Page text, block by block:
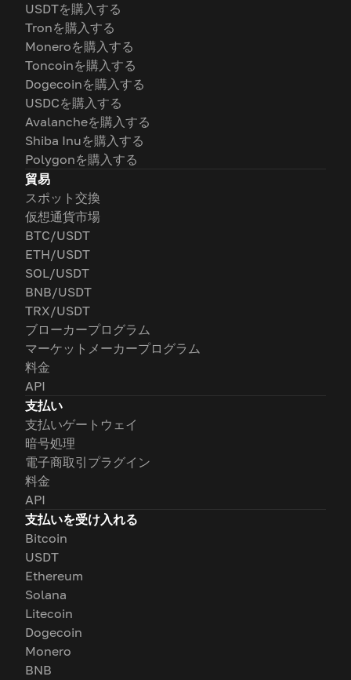
USDTを購入する
Tronを購入する
Moneroを購入する
Toncoinを購入する
Dogecoinを購入する
USDCを購入する
Avalancheを購入する
Shiba Inuを購入する
Polygonを購入する
貿易
スポット交換
仮想通貨市場
BTC/USDT
ETH/USDT
SOL/USDT
BNB/USDT
TRX/USDT
ブローカープログラム
マーケットメーカープログラム
料金
API
支払い
支払いゲートウェイ
暗号処理
電子商取引プラグイン
料金
API
支払いを受け入れる
Bitcoin
USDT
Ethereum
Solana
Litecoin
Dogecoin
Monero
BNB